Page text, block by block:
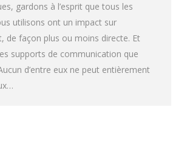
gardons à l’esprit que tous les
utilisons ont un impact sur
de façon plus ou moins directe. Et
supports de communication que
d’entre eux ne peut entièrement